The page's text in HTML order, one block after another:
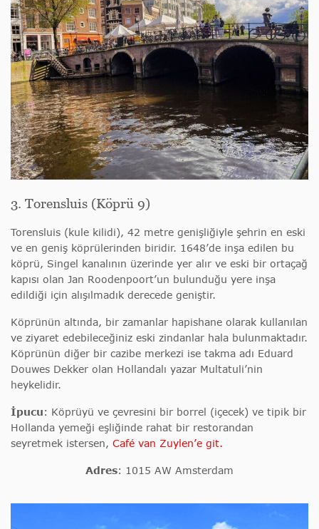
3. Torensluis (Köprü 9)
Torensluis (kule kilidi), 42 metre genişliğiyle şehrin en eski
ve en geniş köprülerinden biridir. 1648’de inşa edilen bu
köprü, Singel kanalının üzerinde yer alır ve eski bir ortaçağ
kapısı olan Jan Roodenpoort’un bulunduğu yere inşa
edildiği için alışılmadık derecede geniştir.
Köprünün altında, bir zamanlar hapishane olarak kullanılan
ve ziyaret edebileceğiniz eski zindanlar hala bulunmaktadır.
Köprünün diğer bir cazibe merkezi ise takma adı Eduard
Douwes Dekker olan Hollandalı yazar Multatuli’nin
heykelidir.
İpucu: Köprüyü ve çevresini bir borrel (içecek) ve tipik bir
Hollanda yemeği eşliğinde rahat bir restorandan
seyretmek istersen, Café van Zuylen’e git.
Adres: 1015 AW Amsterdam